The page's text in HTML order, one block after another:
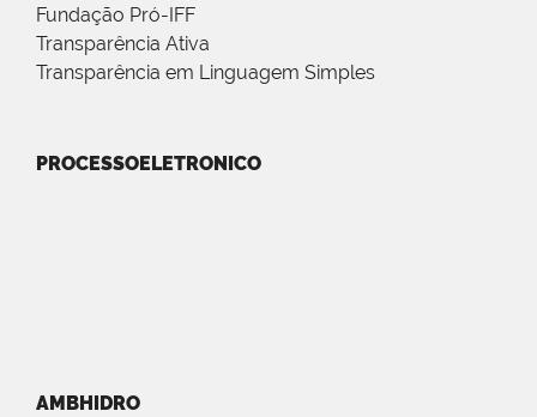
Fundação Pró-IFF
Transparência Ativa
Transparência em Linguagem Simples
PROCESSOELETRONICO
AMBHIDRO